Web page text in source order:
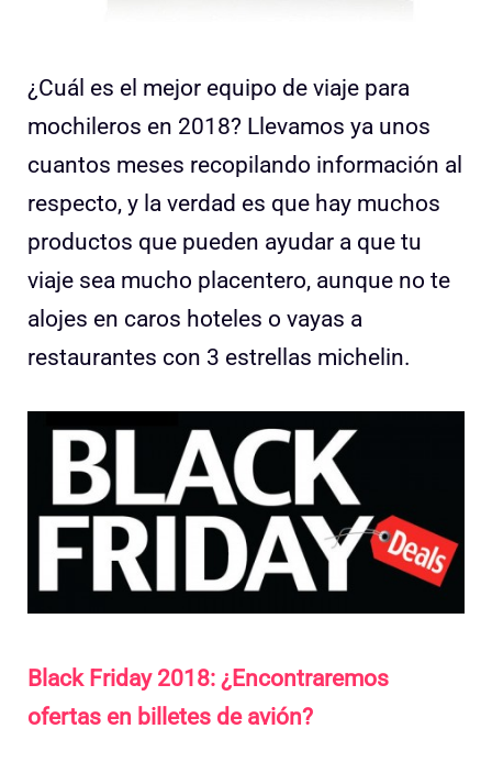
¿Cuál es el mejor equipo de viaje para
mochileros en 2018? Llevamos ya unos
cuantos meses recopilando información al
respecto, y la verdad es que hay muchos
productos que pueden ayudar a que tu
viaje sea mucho placentero, aunque no te
alojes en caros hoteles o vayas a
restaurantes con 3 estrellas michelin.
Black Friday 2018: ¿Encontraremos
ofertas en billetes de avión?